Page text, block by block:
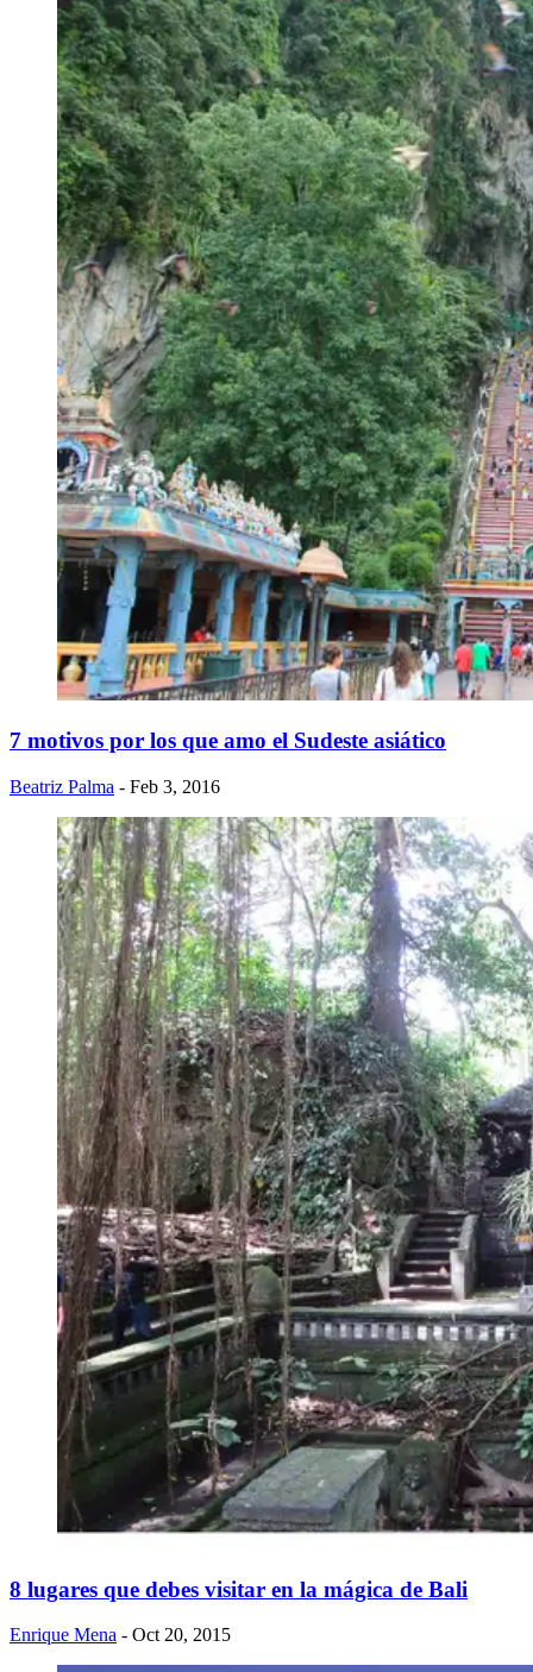
7 motivos por los que amo el Sudeste asiático
Beatriz Palma - Feb 3, 2016
8 lugares que debes visitar en la mágica de Bali
Enrique Mena - Oct 20, 2015